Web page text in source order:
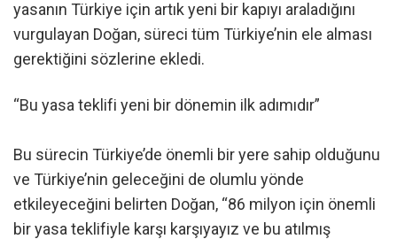
yasanın Türkiye için artık yeni bir kapıyı araladığını
vurgulayan Doğan, süreci tüm Türkiye’nin ele alması
gerektiğini sözlerine ekledi.
“Bu yasa teklifi yeni bir dönemin ilk adımıdır”
Bu sürecin Türkiye’de önemli bir yere sahip olduğunu
ve Türkiye’nin geleceğini de olumlu yönde
etkileyeceğini belirten Doğan, “86 milyon için önemli
bir yasa teklifiyle karşı karşıyayız ve bu atılmış